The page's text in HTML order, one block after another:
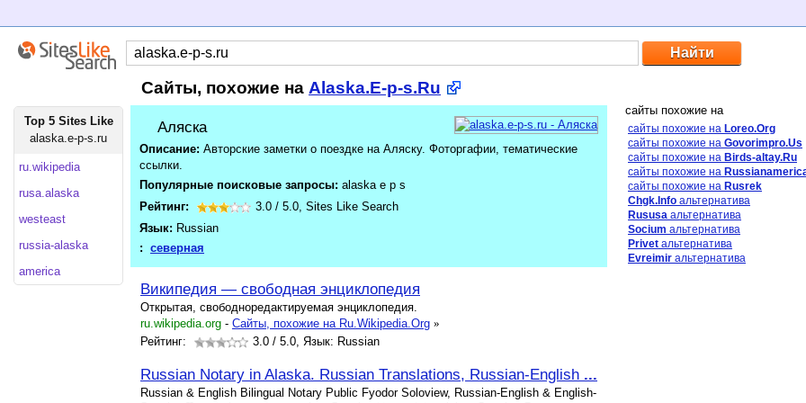
Сайты, похожие на Alaska.E-p-s.Ru
Top 5 Sites Like
alaska.e-p-s.ru
ru.wikipedia
rusa.alaska
westeast
russia-alaska
america
Аляска
Описание: Авторские заметки о поездке на Аляску. Фоторгафии, тематические
ссылки.
Популярные поисковые запросы: alaska e p s
Рейтинг:
3.0 / 5.0, Sites Like Search
Язык: Russian
: северная
Википедия — свободная энциклопедия
Открытая, свободноредактируемая энциклопедия.
ru.wikipedia.org - Cайты, похожие на Ru.Wikipedia.Org »
Рейтинг:
3.0 / 5.0, Язык: Russian
Russian Notary in Alaska. Russian Translations, Russian-English ...
Russian & English Bilingual Notary Public Fyodor Soloview, Russian-English & English-
сайты похожие на
сайты похожие на Loreo.Org
сайты похожие на Govorimpro.Us
сайты похожие на Birds-altay.Ru
сайты похожие на
сайты похожие на Rusrek
Chgk.Info альтернатива
Rususa альтернатива
Socium альтернатива
Privet альтернатива
Evreimir альтернатива